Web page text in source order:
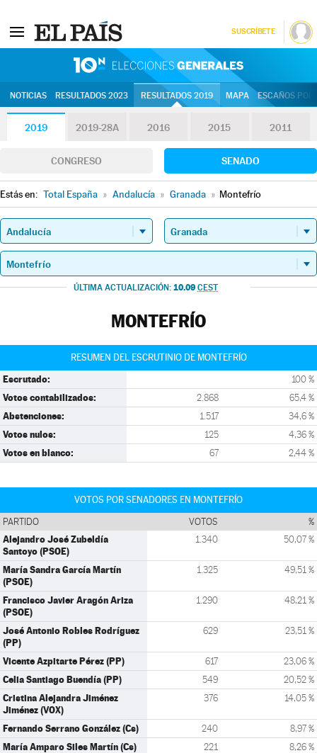
SUSCRÍBETE
NOTICIAS RESULTADOS 2023 RESULTADOS 2019 MAPA ESCAÑOS
2019 2019-28A 2016 2015 2011
CONGRESO SENADO
Estás en: Total España » Andalucía » Granada » Montefrío
ÚLTIMA ACTUALIZACIÓN: 10.09 CEST
MONTEFRÍO
RESUMEN DEL ESCRUTINIO DE MONTEFRÍO
Escrutado: 100 %
Votos contabilizados: 2.868 65,4 %
Abstenciones: 1.517 34,6 %
Votos nulos: 125 4,36 %
Votos en blanco: 67 2,44 %
VOTOS POR SENADORES EN MONTEFRÍO
PARTIDO VOTOS %
Alejandro José Zubeldía
Santoyo (PSOE)
1.340 50,07 %
María Sandra García Martín
(PSOE)
1.325 49,51 %
Francisco Javier Aragón Ariza
(PSOE)
1.290 48,21 %
José Antonio Robles Rodríguez
(PP)
629 23,51 %
Vicente Azpitarte Pérez (PP) 617 23,06 %
Celia Santiago Buendía (PP) 549 20,52 %
Cristina Alejandra Jiménez
Jiménez (VOX)
376 14,05 %
Fernando Serrano González (Cs) 240 8,97 %
María Amparo Siles Martín (Cs) 221 8,26 %